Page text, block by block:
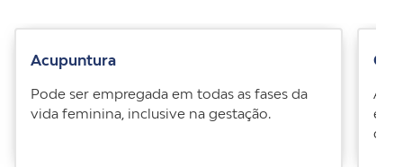
Acupuntura
Pode ser empregada em todas as fases da
vida feminina, inclusive na gestação.